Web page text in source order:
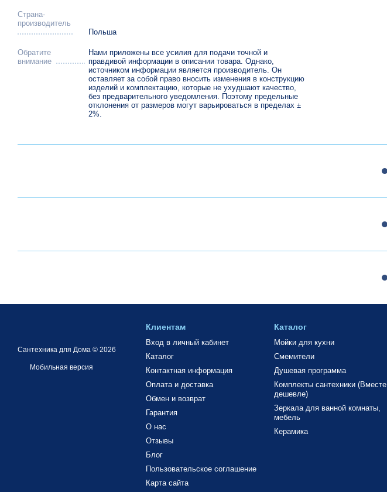
Страна-
производитель
Польша
Обратите
внимание
Нами приложены все усилия для подачи точной и
правдивой информации в описании товара. Однако,
источником информации является производитель. Он
оставляет за собой право вносить изменения в конструкцию
изделий и комплектацию, которые не ухудшают качество,
без предварительного уведомления. Поэтому предельные
отклонения от размеров могут варьироваться в пределах ±
2%.
Сантехника для Дома © 2026
Мобильная версия
Клиентам
Вход в личный кабинет
Каталог
Контактная информация
Оплата и доставка
Обмен и возврат
Гарантия
О нас
Отзывы
Блог
Пользовательское соглашение
Карта сайта
Каталог
Мойки для кухни
Смемители
Душевая программа
Комплекты сантехники (Вместе
дешевле)
Зеркала для ванной комнаты,
мебель
Керамика